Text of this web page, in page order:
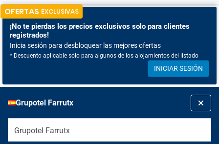
OFERTAS EXCLUSIVAS
¡No te pierdas los precios exclusivos solo para clientes
registrados!
Inicia sesión para desbloquear las mejores ofertas
* Descuento aplicable sólo para algunos de los alojamientos del listado
INICIAR SESIÓN
Grupotel Farrutx
Grupotel Farrutx